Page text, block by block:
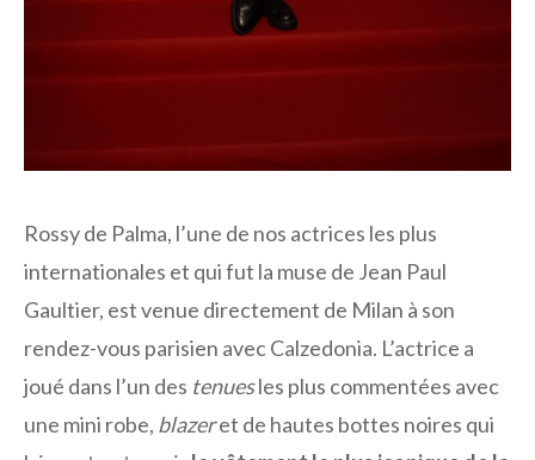
Rossy de Palma, l’une de nos actrices les plus
internationales et qui fut la muse de Jean Paul
Gaultier, est venue directement de Milan à son
rendez-vous parisien avec Calzedonia. L’actrice a
joué dans l’un des tenuesles plus commentées avec
une mini robe, blazeret de hautes bottes noires qui